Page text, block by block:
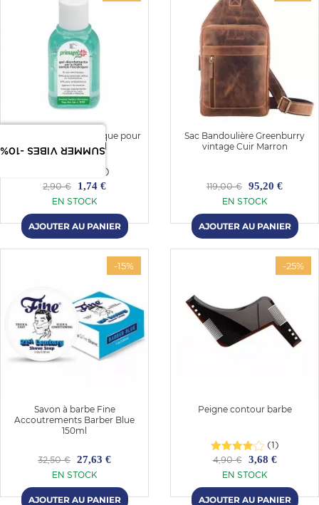
SUMMER VIBES -10%
Solution hydro alcoolique pour
les mains 50ml
(3)
2,90 €
1,74 €
EN STOCK
Sac Bandoulière Greenburry
vintage Cuir Marron
119,00 € 95,20 €
EN STOCK
-15%
Savon à barbe Fine
Accoutrements Barber Blue
150ml
32,50 € 27,63 €
EN STOCK
-25%
Peigne contour barbe
(1)
4,90 €
3,68 €
EN STOCK